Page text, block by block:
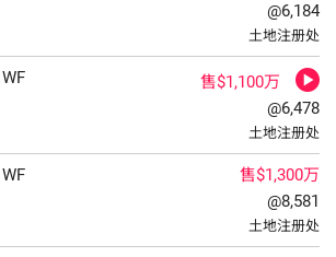
@6,184
土地注册处
WF
售$1,100万
@6,478
土地注册处
WF
售$1,300万
@8,581
土地注册处